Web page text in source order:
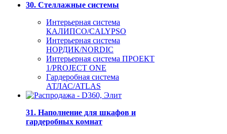
30. Стеллажные системы
Интерьерная система
КАЛИПСО/CALYPSO
Интерьерная система
НОРДИК/NORDIC
Интерьерная система ПРОЕКТ
1/PROJECT ONE
Гардеробная система
АТЛАС/ATLAS
31. Наполнение для шкафов и
гардеробных комнат